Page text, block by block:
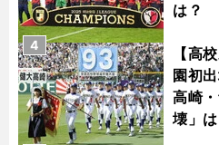
は？
【高
園初
高崎
壊」
4